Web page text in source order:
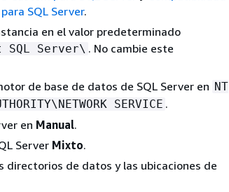
SQL Server.
en el valor predeterminado
Server\ . No cambie este
de base de datos de SQL Server en NT
SERVICE .
en Manual.
Server Mixto.
directorios de datos y las ubicaciones de